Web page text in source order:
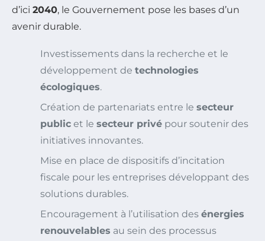
d’ici 2040, le Gouvernement pose les bases d’un
avenir durable.
Investissements dans la recherche et le
développement de technologies
écologiques.
Création de partenariats entre le secteur
public et le secteur privé pour soutenir des
initiatives innovantes.
Mise en place de dispositifs d’incitation
fiscale pour les entreprises développant des
solutions durables.
Encouragement à l’utilisation des énergies
renouvelables au sein des processus